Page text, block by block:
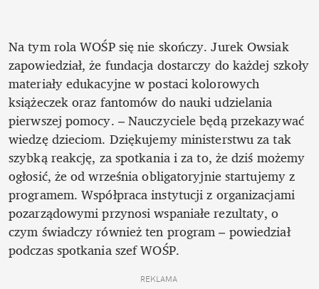
Na tym rola WOŚP się nie skończy. Jurek Owsiak
zapowiedział, że fundacja dostarczy do każdej szkoły
materiały edukacyjne w postaci kolorowych
książeczek oraz fantomów do nauki udzielania
pierwszej pomocy. – Nauczyciele będą przekazywać
wiedzę dzieciom. Dziękujemy ministerstwu za tak
szybką reakcję, za spotkania i za to, że dziś możemy
ogłosić, że od września obligatoryjnie startujemy z
programem. Współpraca instytucji z organizacjami
pozarządowymi przynosi wspaniałe rezultaty, o
czym świadczy również ten program – powiedział
podczas spotkania szef WOŚP.
REKLAMA